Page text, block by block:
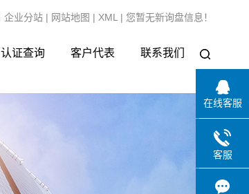
企业分站 | 网站地图 | XML | 您暂无新询盘信息！
认证查询 客户代表 联系我们
在线客服
客服